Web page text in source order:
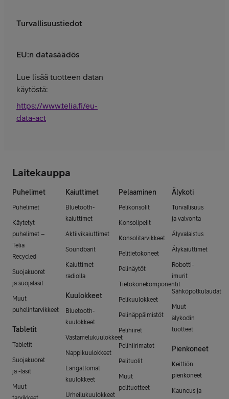
Turvallisuustiedot
EU:n datasäädös
Lue lisää tuotteen datan
käytöstä:
https://www.telia.fi/eu-
data-act
Laitekauppa
Puhelimet
Puhelimet
Käytetyt
puhelimet –
Telia
Recycled
Suojakuoret
ja suojalasit
Muut
puhelintarvikkeet
Tabletit
Tabletit
Suojakuoret
ja -lasit
Muut
Kaiuttimet
Bluetooth-
kaiuttimet
Aktiivikaiuttimet
Soundbarit
Kaiuttimet
radiolla
Kuulokkeet
Bluetooth-
kuulokkeet
Vastamelukuulokkeet
Nappikuulokkeet
Langattomat
kuulokkeet
Urheilukuulokkeet
Pelaaminen
Pelikonsolit
Konsolipelit
Konsolitarvikkeet
Pelitietokoneet
Pelinäytöt
Tietokonekomponentit
Pelikuulokkeet
Pelinäppäimistöt
Pelihiiret
Pelihiirimatot
Pelituolit
Muut
pelituotteet
Älykoti
Turvallisuus
ja valvonta
Älyvalaistus
Älykaiuttimet
Robotti-
imurit
Sähköpotkulaudat
Muut
älykodin
tuotteet
Pienkoneet
Keittiön
pienkoneet
Kauneus ja